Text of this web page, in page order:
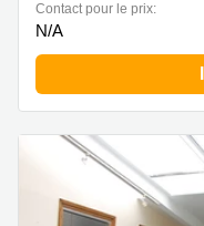
Contact pour le prix:
N/A